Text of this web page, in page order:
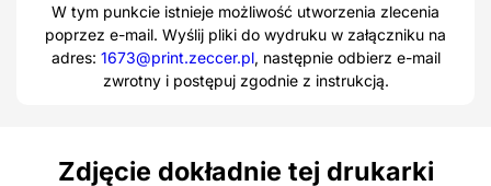
W tym punkcie istnieje możliwość utworzenia zlecenia
poprzez e-mail. Wyślij pliki do wydruku w załączniku na
adres: 1673@print.zeccer.pl, następnie odbierz e-mail
zwrotny i postępuj zgodnie z instrukcją.
Zdjęcie dokładnie tej drukarki